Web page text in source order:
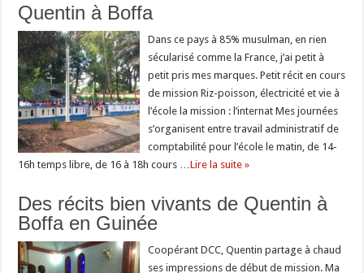
Quentin à Boffa
Dans ce pays à 85% musulman, en rien
sécularisé comme la France, j’ai petit à
petit pris mes marques. Petit récit en cours
de mission Riz-poisson, électricité et vie à
l’école la mission : l’internat Mes journées
s’organisent entre travail administratif de
comptabilité pour l’école le matin, de 14-
16h temps libre, de 16 à 18h cours …Lire la suite »
Des récits bien vivants de Quentin à
Boffa en Guinée
Coopérant DCC, Quentin partage à chaud
ses impressions de début de mission. Ma